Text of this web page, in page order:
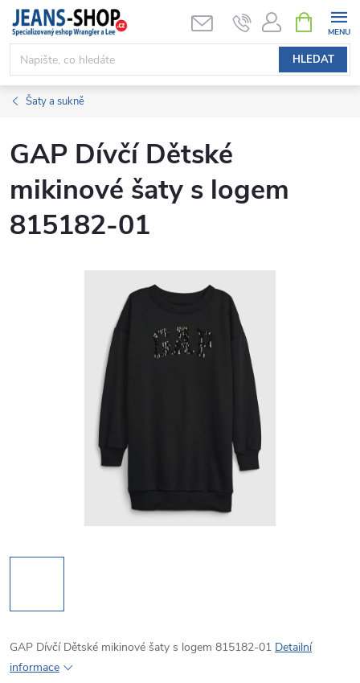
Přejít
obsah
HLEDAT
NÁKUPNÍ
KOŠÍK
Šaty a sukně
GAP Dívčí Dětské
mikinové šaty s logem
815182-01
GAP Dívčí Dětské mikinové šaty s logem 815182-01 Detailní
informace